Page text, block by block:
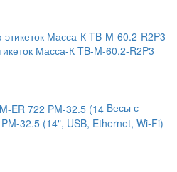
Масса-К TB-M-60.2-R2P3
Весы с
32.5 (14", USB, Ethernet, Wi-Fi)